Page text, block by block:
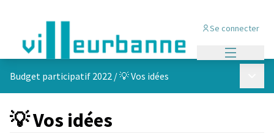
Se connecter
Budget participatif 2022 /💡 Vos idées
💡 Vos idées